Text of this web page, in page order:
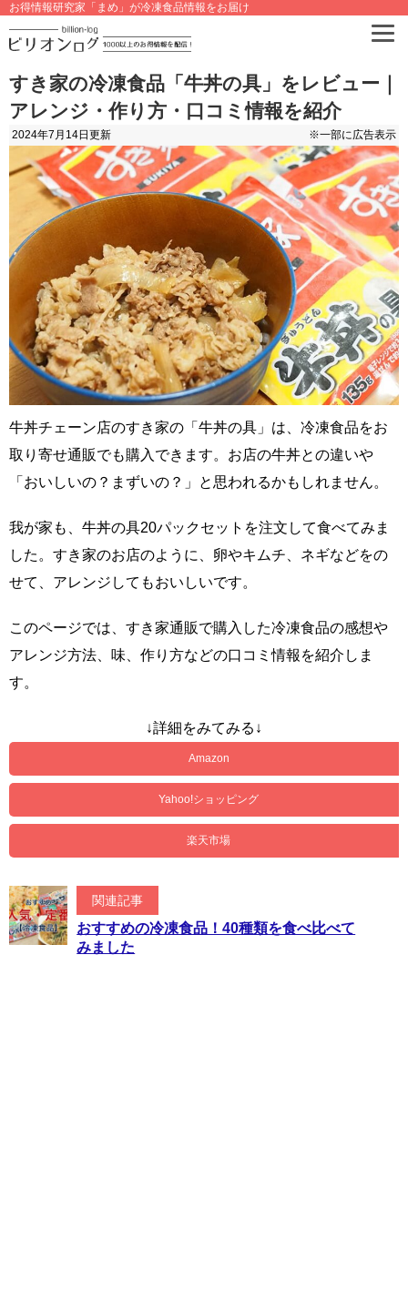
お得情報研究家「まめ」が冷凍食品情報をお届け
すき家の冷凍食品「牛丼の具」をレビュー｜
アレンジ・作り方・口コミ情報を紹介
2024年7月14日 更新 ※一部に広告表示
牛丼チェーン店のすき家の「牛丼の具」は、冷凍食品をお
取り寄せ通販でも購入できます。お店の牛丼との違いや
「おいしいの？まずいの？」と思われるかもしれません。
我が家も、牛丼の具20パックセットを注文して食べてみま
した。すき家のお店のように、卵やキムチ、ネギなどをの
せて、アレンジしてもおいしいです。
このページでは、すき家通販で購入した冷凍食品の感想や
アレンジ方法、味、作り方などの口コミ情報を紹介しま
す。
↓詳細をみてみる↓
Amazon
Yahoo!ショッピング
楽天市場
関連記事
おすすめの冷凍食品！40種類を食べ比べて
みました